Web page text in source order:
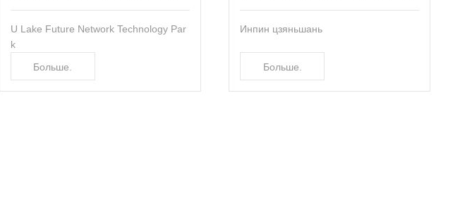
U Lake Future Network Technology Par
k
Больше.
Инпин цзяньшань
Больше.